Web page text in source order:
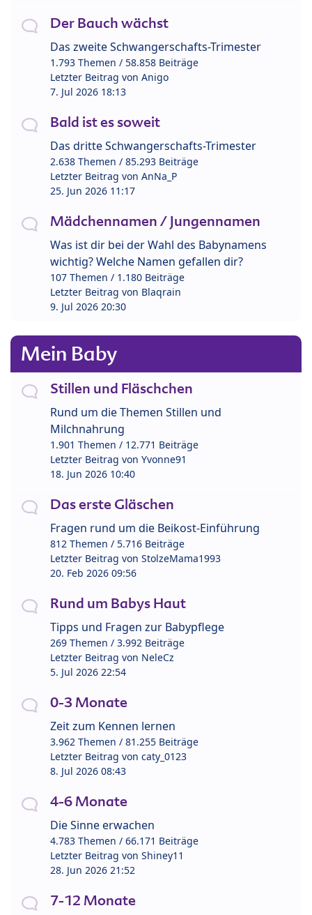
Der Bauch wächst
Das zweite Schwangerschafts-Trimester
1.793 Themen / 58.858 Beiträge
Letzter Beitrag von Anigo
7. Jul 2026 18:13
Bald ist es soweit
Das dritte Schwangerschafts-Trimester
2.638 Themen / 85.293 Beiträge
Letzter Beitrag von AnNa_P
25. Jun 2026 11:17
Mädchennamen / Jungennamen
Was ist dir bei der Wahl des Babynamens
wichtig? Welche Namen gefallen dir?
107 Themen / 1.180 Beiträge
Letzter Beitrag von Blaqrain
9. Jul 2026 20:30
Mein Baby
Stillen und Fläschchen
Rund um die Themen Stillen und
Milchnahrung
1.901 Themen / 12.771 Beiträge
Letzter Beitrag von Yvonne91
18. Jun 2026 10:40
Das erste Gläschen
Fragen rund um die Beikost-Einführung
812 Themen / 5.716 Beiträge
Letzter Beitrag von StolzeMama1993
20. Feb 2026 09:56
Rund um Babys Haut
Tipps und Fragen zur Babypflege
269 Themen / 3.992 Beiträge
Letzter Beitrag von NeleCz
5. Jul 2026 22:54
0-3 Monate
Zeit zum Kennen lernen
3.962 Themen / 81.255 Beiträge
Letzter Beitrag von caty_0123
8. Jul 2026 08:43
4-6 Monate
Die Sinne erwachen
4.783 Themen / 66.171 Beiträge
Letzter Beitrag von Shiney11
28. Jun 2026 21:52
7-12 Monate